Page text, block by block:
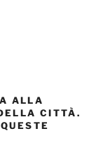
ALLA
CITTÀ.